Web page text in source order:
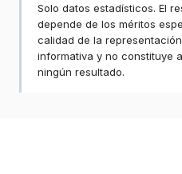
Solo datos estadísticos. El
depende de los méritos
calidad de la
informativa y no constituye
ningún resultado.